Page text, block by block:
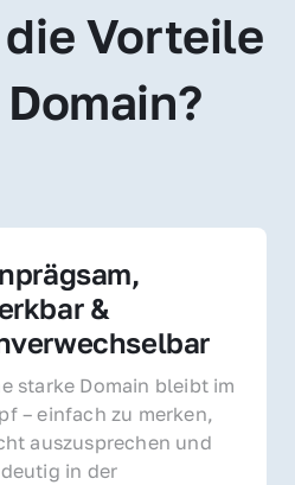
Vorteile
&
starke Domain bleibt im
– einfach zu merken,
auszusprechen und
in der